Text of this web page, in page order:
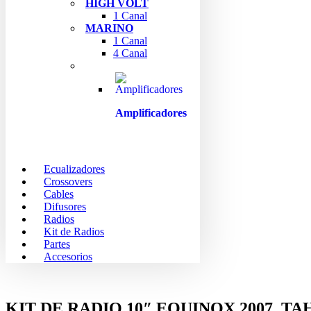
HIGH VOLT
1 Canal
MARINO
1 Canal
4 Canal
Amplificadores
Ecualizadores
Crossovers
Cables
Difusores
Radios
Kit de Radios
Partes
Accesorios